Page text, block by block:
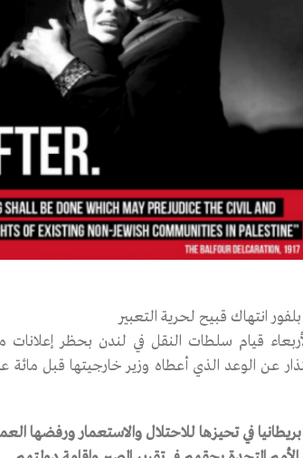
قيام سلطات النقل في لندن بحظر
عن الوعد الذي أعطاه وزير خارجيتها قبل مائة
في تحيزها للاحتلال والاستعمار ورفضها